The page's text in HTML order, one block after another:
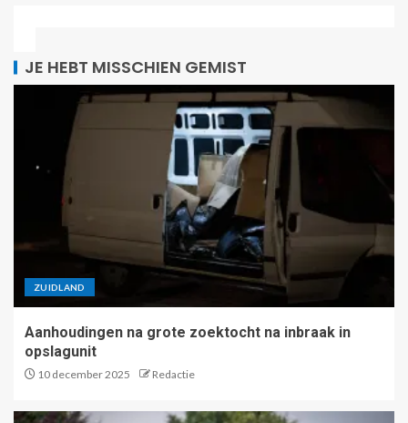
JE HEBT MISSCHIEN GEMIST
ZUIDLAND
Aanhoudingen na grote zoektocht na inbraak in
opslagunit
10 december 2025 Redactie